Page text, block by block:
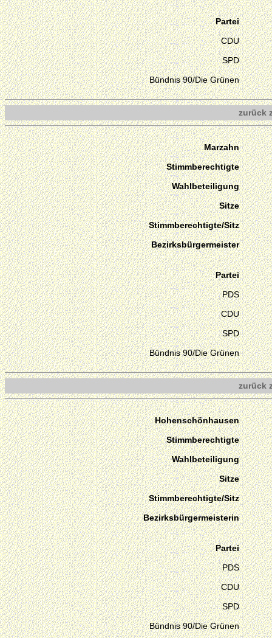
Partei
CDU
SPD
Bündnis 90/Die Grünen
zurück
Marzahn
Stimmberechtigte
Wahlbeteiligung
Sitze
Stimmberechtigte/Sitz
Bezirksbürgermeister
Partei
PDS
CDU
SPD
Bündnis 90/Die Grünen
zurück
Hohenschönhausen
Stimmberechtigte
Wahlbeteiligung
Sitze
Stimmberechtigte/Sitz
Bezirksbürgermeisterin
Partei
PDS
CDU
SPD
Bündnis 90/Die Grünen